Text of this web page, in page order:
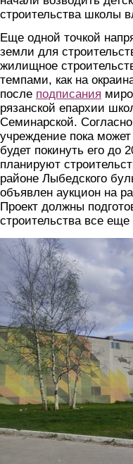
строительства школы
Еще одной точкой
земли для
жилищное
темпами, как на
после подписания
рязанской епархии
Семинарской.
учреждение пока
будет покинуть его до
планируют
районе Лыбедского
объявлен аукцион на
Проект должны
строительства все
2_smeny5.jpg